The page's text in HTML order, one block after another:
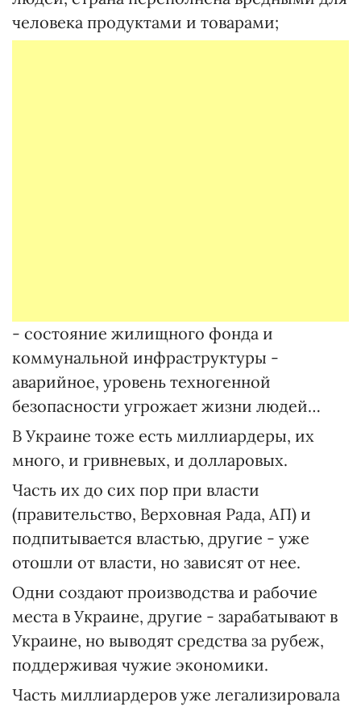
человека продуктами и товарами;
- состояние жилищного фонда и
коммунальной инфраструктуры -
аварийное, уровень техногенной
безопасности угрожает жизни людей…
В Украине тоже есть миллиардеры, их
много, и гривневых, и долларовых.
Часть их до сих пор при власти
(правительство, Верховная Рада, АП) и
подпитывается властью, другие - уже
отошли от власти, но зависят от нее.
Одни создают производства и рабочие
места в Украине, другие - зарабатывают в
Украине, но выводят средства за рубеж,
поддерживая чужие экономики.
Часть миллиардеров уже легализировала